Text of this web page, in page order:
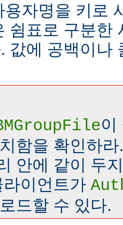
용자명을 키로
쉼표로 구분한
값에 공백이나
이
함을 확인하
안에 같이 두
라이언트가
드할 수 있다.